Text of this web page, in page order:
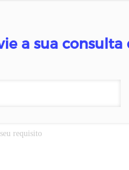
a sua